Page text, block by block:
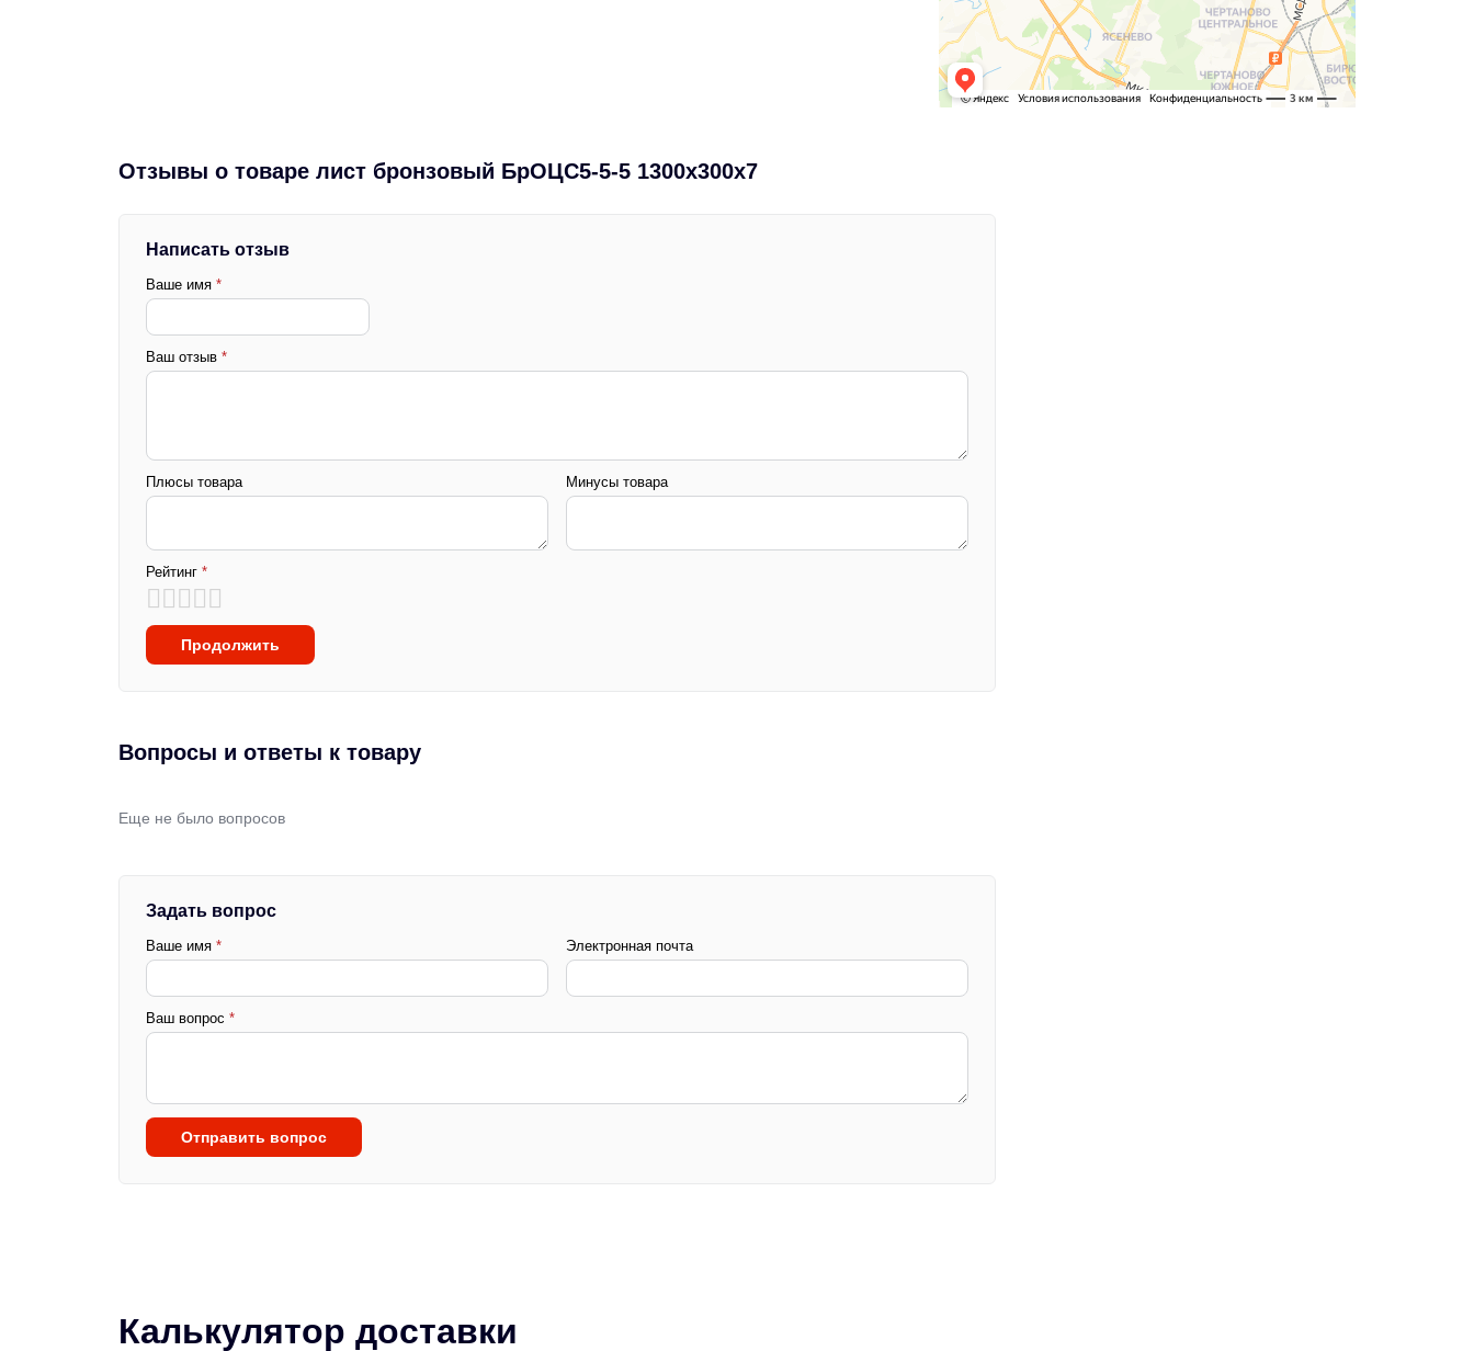
Отзывы о товаре лист бронзовый БрОЦС5-5-5 1300х300х7
Написать отзыв
Ваше имя *
Ваш отзыв *
Плюсы товара Минусы товара
Рейтинг *
Продолжить
Вопросы и ответы к товару
Еще не было вопросов
Задать вопрос
Ваше имя * Электронная почта
Ваш вопрос *
Отправить вопрос
Калькулятор доставки